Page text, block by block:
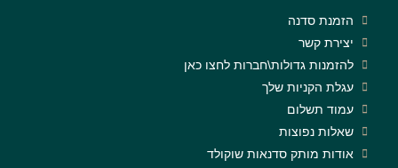
הזמנת סדנה
יצירת קשר
להזמנות גדולות\חברות לחצו כאן
עגלת הקניות שלך
עמוד תשלום
שאלות נפוצות
אודות מותק סדנאות שוקולד